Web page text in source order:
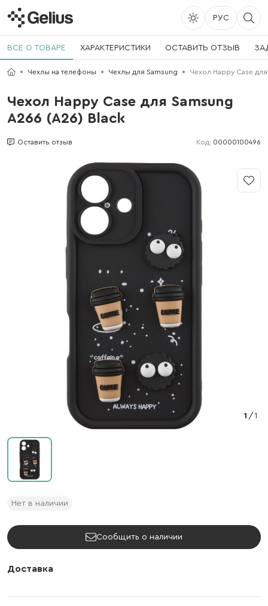
РУС
ВСЕ О ТОВАРЕ ХАРАКТЕРИСТИКИ ОСТАВИТЬ ОТЗЫВ
Чехлы на телефоны Чехлы для Samsung Чехол Happy Case
Чехол Happy Case для Samsung
A266 (A26) Black
Оставить отзыв Код: 00000100496
1 /1
Нет в наличии
Сообщить о наличии
Доставка